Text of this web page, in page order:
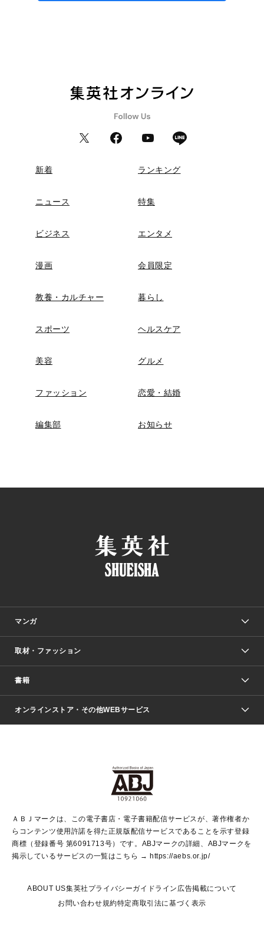
新着 ランキング
ニュース 特集
ビジネス エンタメ
漫画 会員限定
教養・カルチャー 暮らし
スポーツ ヘルスケア
美容 グルメ
ファッション 恋愛・結婚
編集部 お知らせ
マンガ
少年マンガ
Vジャンプ
ジャンプルーキー！
ジャンプTOON
S-MANGA
集英社ジャンプリミックス
集英社コミック文庫
週刊ヤングジャンプ
ウルトラジャンプ
少女マンガ
リマコミ＋
マンガMeets
月刊オフィスユー
取材・ファッション
Seventeen
LEE
Marisol
T JAPAN:The New York Times Style Magazine
芸能・情報・スポーツ
パラスポ＋！
書籍
文芸・文庫・総合
青春と読書
アジア人物史
集英社新書
集英社新書プラス
よみタイ
ライトノベル・ノベライズ
集英社Webマガジン Cobalt
集英社オレンジ文庫
シフォン文庫
JUMP j BOOKS
集英社みらい文庫
S-KIDS.LAND
オンラインストア・その他WEBサービス
SHUEISHA MANGA-ART HERITAGE
HAPPY PLUS STORE
shueisha vox
SHOP Marisol
EDITOR'S LAB
ＡＢＪマークは、この電子書店・電子書籍配信サービスが、著作権者か
らコンテンツ使用許諾を得た正規版配信サービスであることを示す登録
商標（登録番号 第6091713号）です。ABJマークの詳細、ABJマークを
掲示しているサービスの一覧はこちら → https://aebs.or.jp/
ABOUT US集英社プライバシーガイドライン 広告掲載について
お問い合わせ規約特定商取引法に基づく表示